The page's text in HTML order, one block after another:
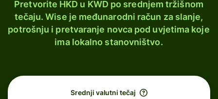
Pretvorite HKD u KWD po srednjem tržišnom
tečaju. Wise je međunarodni račun za slanje,
potrošnju i pretvaranje novca pod uvjetima koje
ima lokalno stanovništvo.
Srednji valutni tečaj